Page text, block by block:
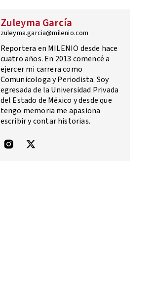
Zuleyma García
zuleyma.garcia@milenio.com
Reportera en MILENIO desde hace
cuatro años. En 2013 comencé a
ejercer mi carrera como
Comunicologa y Periodista. Soy
egresada de la Universidad Privada
del Estado de México y desde que
tengo memoria me apasiona
escribir y contar historias.